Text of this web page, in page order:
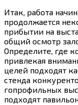
Итак, работа
продолжается
прибытии на
общий осмотр
Определите, где
привлекая
целей подходят
стенда
гопрофильных
подходят